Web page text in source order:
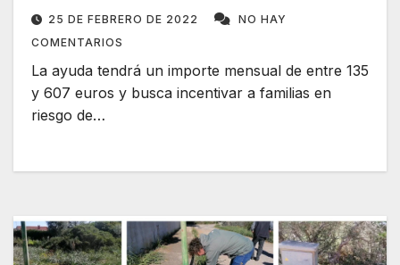
25 DE FEBRERO DE 2022
NO HAY
COMENTARIOS
La ayuda tendrá un importe mensual de entre 135
y 607 euros y busca incentivar a familias en
riesgo de…